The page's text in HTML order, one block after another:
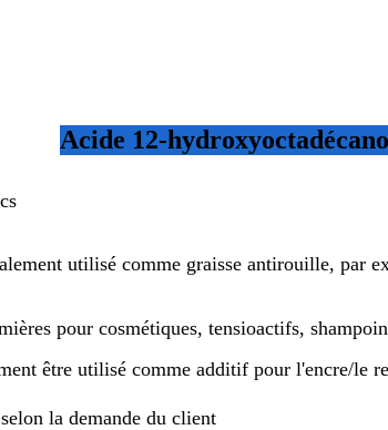
Acide 12-
utilisé comme graisse antirouille, par
pour cosmétiques, tensioactifs,
être utilisé comme additif pour l'encre/le
la demande du client